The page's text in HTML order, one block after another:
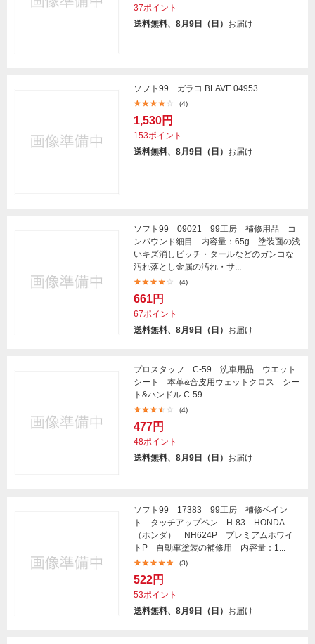
37ポイント
送料無料、8月9日（日） お届け
ソフト99 ガラコ BLAVE 04953
(4)
1,530円
153ポイント
送料無料、8月9日（日） お届け
ソフト99 09021 99工房 補修用品 コ
ンパウンド細目 内容量：65g 塗装面の浅
いキズ消しピッチ・タールなどのガンコな
汚れ落とし金属の汚れ・サ...
(4)
661円
67ポイント
送料無料、8月9日（日） お届け
プロスタッフ C-59 洗車用品 ウエット
シート 本革&合皮用ウェットクロス シー
ト&ハンドル C-59
(4)
477円
48ポイント
送料無料、8月9日（日） お届け
ソフト99 17383 99工房 補修ペイン
ト タッチアップペン H-83 HONDA
（ホンダ） NH624P プレミアムホワイ
トP 自動車塗装の補修用 内容量：1...
(3)
522円
53ポイント
送料無料、8月9日（日） お届け